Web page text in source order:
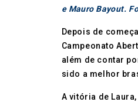
e Mauro Bayout.
Depois de
Campeonato
além de contar
sido a melhor
A vitória de